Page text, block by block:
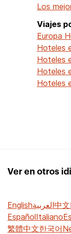
Los
Viajes
Europa
Hoteles
Hoteles
Hoteles
Hoteles
Ver en otros
Englishالعربية中文
EspañolItaliano
繁體中文한국어